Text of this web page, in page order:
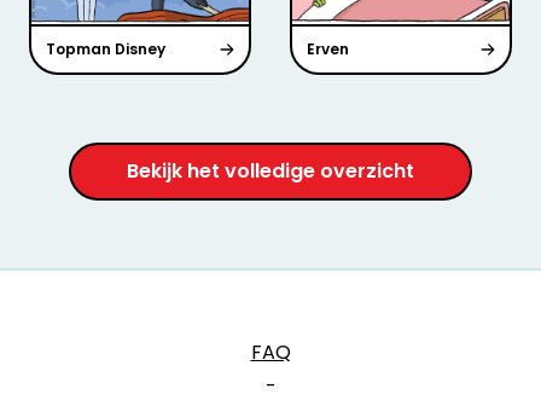
Topman Disney Erven
Bekijk het volledige overzicht
FAQ
-